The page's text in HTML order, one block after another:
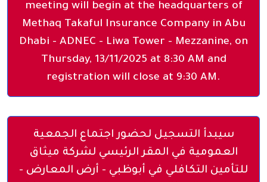
meeting will begin at the headquarters of
Methaq Takaful Insurance Company in Abu
Dhabi - ADNEC - Liwa Tower - Mezzanine, on
Thursday, 13/11/2025 at 8:30 AM and
registration will close at 9:30 AM.
سيبدأ التسجيل لحضور اجتماع الجمعية
العمومية في المقر الرئيسي لشركة ميثاق
للتأمين التكافلي في أبوظبي - أرض المعارض -